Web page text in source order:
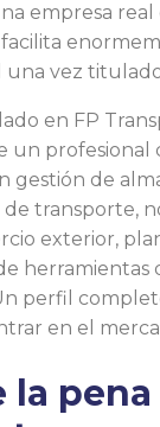
empresa
una vez
en FP
un profesional
gestión de
transporte,
exterior,
herramientas
perfil
en el
la pena